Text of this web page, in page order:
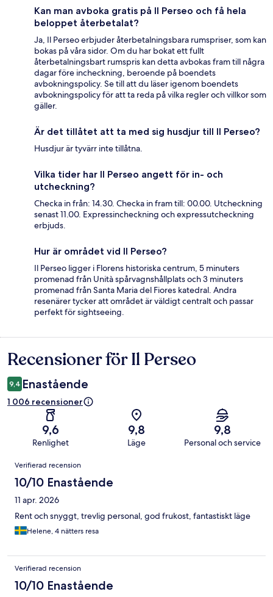
Kan man avboka gratis på Il Perseo och få hela
beloppet återbetalat?
Ja, Il Perseo erbjuder återbetalningsbara rumspriser, som kan
bokas på våra sidor. Om du har bokat ett fullt
återbetalningsbart rumspris kan detta avbokas fram till några
dagar före incheckning, beroende på boendets
avbokningspolicy. Se till att du läser igenom boendets
avbokningspolicy för att ta reda på vilka regler och villkor som
gäller.
Är det tillåtet att ta med sig husdjur till Il Perseo?
Husdjur är tyvärr inte tillåtna.
Vilka tider har Il Perseo angett för in- och
utcheckning?
Checka in från: 14.30. Checka in fram till: 00.00. Utcheckning
senast 11.00. Expressincheckning och expressutcheckning
erbjuds.
Hur är området vid Il Perseo?
Il Perseo ligger i Florens historiska centrum, 5 minuters
promenad från Unità spårvagnshållplats och 3 minuters
promenad från Santa Maria del Fiores katedral. Andra
resenärer tycker att området är väldigt centralt och passar
perfekt för sightseeing.
Recensioner
Recensioner för Il Perseo
9,4 Enastående
1 006 recensioner
9,6
Renlighet
9,8
Läge
9,8
Personal och service
Recensioner
Verifierad recension
10/10 Enastående
11 apr. 2026
Rent och snyggt, trevlig personal, god frukost, fantastiskt läge
Helene, 4 nätters resa
Verifierad recension
10/10 Enastående